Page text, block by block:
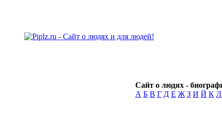
Сайт о людях -
А Б В Г Д Е Ж З И Й К Л